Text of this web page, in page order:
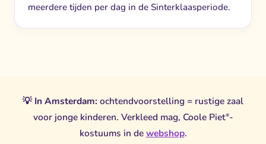
meerdere tijden per dag in de Sinterklaasperiode.
💡 In Amsterdam: ochtendvoorstelling = rustige zaal
voor jonge kinderen. Verkleed mag, Coole Piet®-
kostuums in dewebshop.